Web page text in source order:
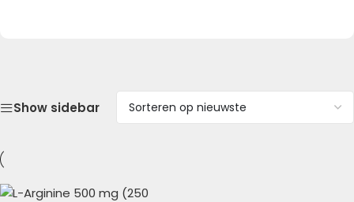
Show sidebar